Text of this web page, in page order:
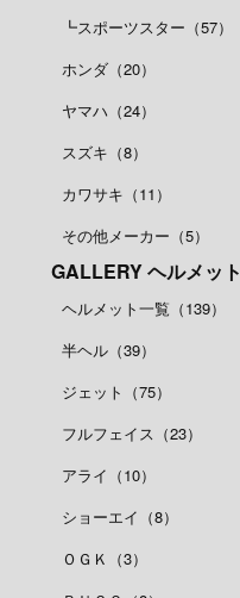
┗スポーツスター（57）
ホンダ（20）
ヤマハ（24）
スズキ（8）
カワサキ（11）
その他メーカー（5）
GALLERY ヘルメット
ヘルメット一覧（139）
半ヘル（39）
ジェット（75）
フルフェイス（23）
アライ（10）
ショーエイ（8）
ＯＧＫ（3）